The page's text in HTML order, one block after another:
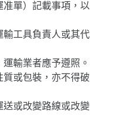
單）記載事項，以
輸工具負責人或其代
輸業者應予遵照。
或包裝，亦不得破
送或改變路線或改變